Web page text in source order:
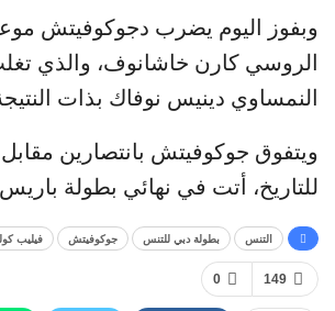
وبفوز اليوم يضرب دجوكوفيتش
الروسي كارن خاشانوف، والذي
النمساوي دينيس نوفاك بذات النتيجة 6-3 / 6-
ويتفوق جوكوفيتش بانتصارين
للتاريخ، أتت في نهائي بطولة باريس
التنس بطولة دبي للتنس جوكوفيتش فيليب
0 149